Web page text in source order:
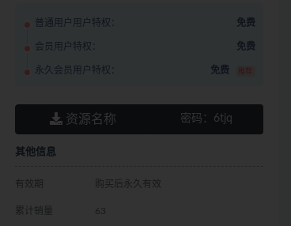
普通用户用户特权： 免费
会员用户特权： 免费
永久会员用户特权： 免费 推荐
资源名称 密码： 6tjq
其他信息
有效期 购买后永久有效
累计销量 63